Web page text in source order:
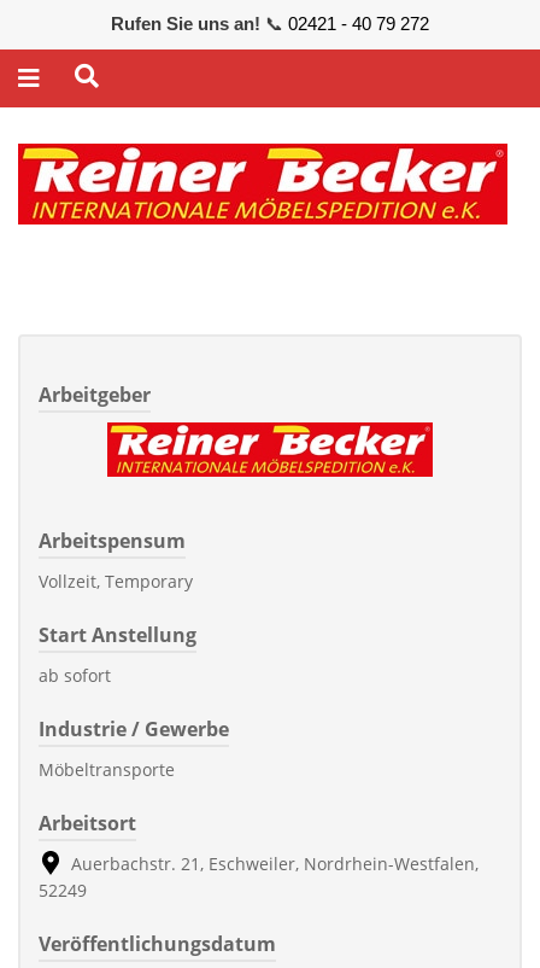
Rufen Sie uns an! 📞 02421 - 40 79 272
Arbeitgeber
Arbeitspensum
Vollzeit, Temporary
Start Anstellung
ab sofort
Industrie / Gewerbe
Möbeltransporte
Arbeitsort
Auerbachstr. 21, Eschweiler, Nordrhein-Westfalen,
52249
Veröffentlichungsdatum